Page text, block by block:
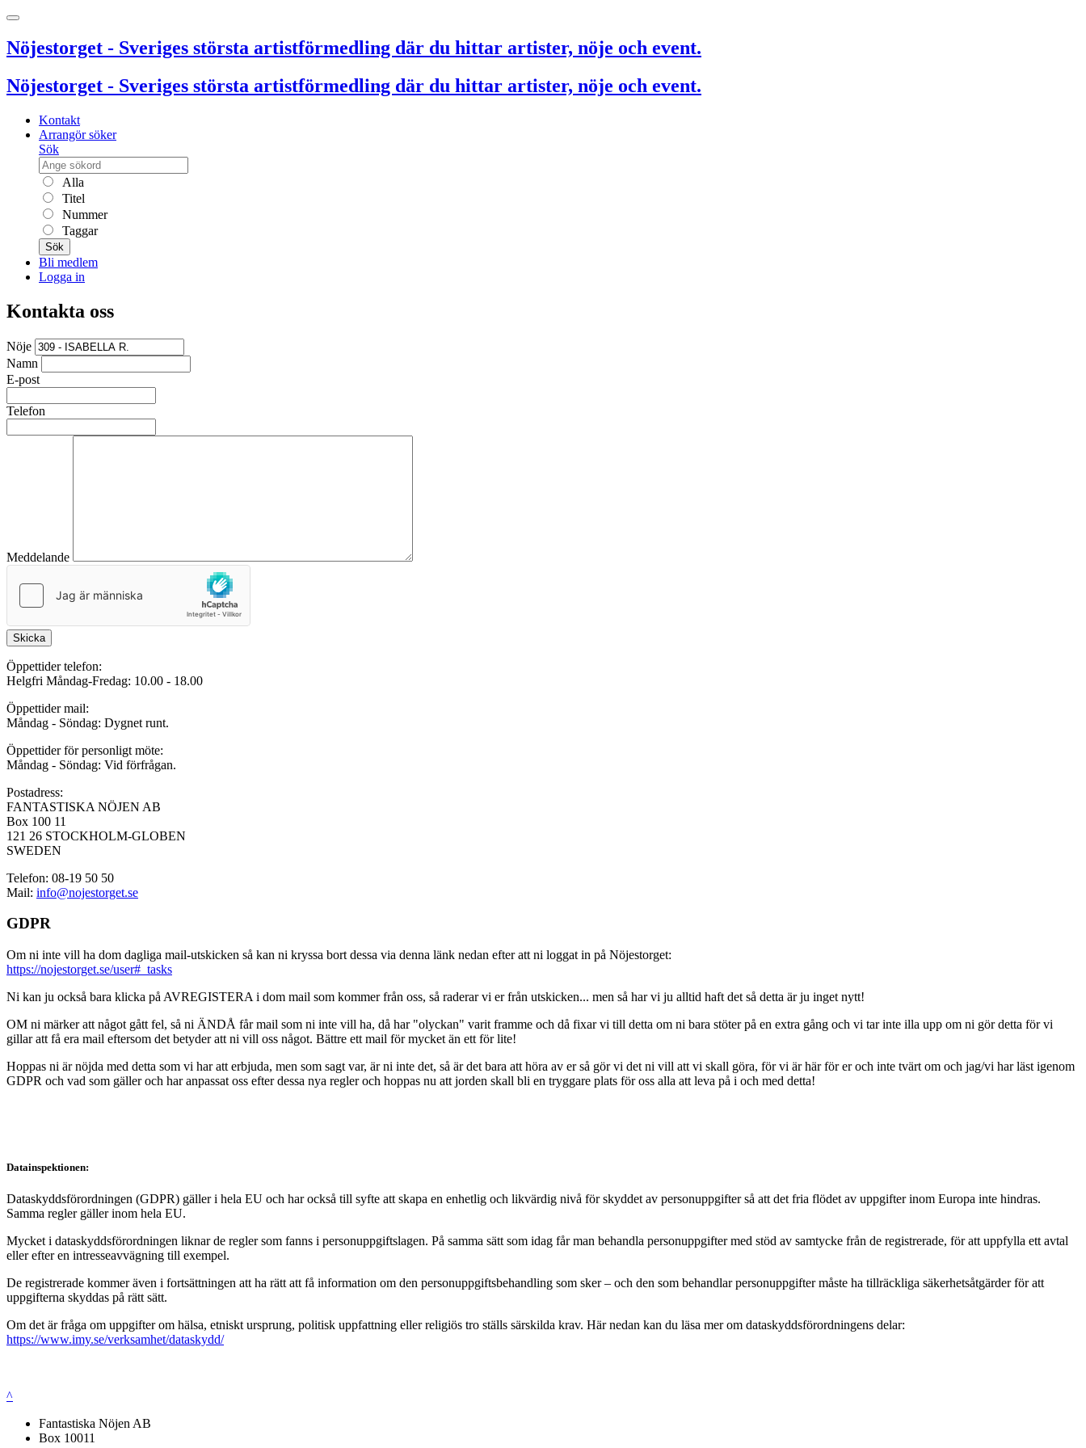
Nöjestorget - Sveriges största artistförmedling där du hittar artister, nöje och event.
Nöjestorget - Sveriges största artistförmedling där du hittar artister, nöje och event.
Kontakt
Arrangör söker
Sök
Alla
Titel
Nummer
Taggar
Sök
Bli medlem
Logga in
Kontakta oss
Nöje
Namn
E-post
Telefon
Meddelande
Skicka
Öppettider telefon:
Helgfri Måndag-Fredag: 10.00 - 18.00
Öppettider mail:
Måndag - Söndag: Dygnet runt.
Öppettider för personligt möte:
Måndag - Söndag: Vid förfrågan.
Postadress:
FANTASTISKA NÖJEN AB
Box 100 11
121 26 STOCKHOLM-GLOBEN
SWEDEN
Telefon: 08-19 50 50
Mail: info@nojestorget.se
GDPR
Om ni inte vill ha dom dagliga mail-utskicken så kan ni kryssa bort dessa via denna länk nedan efter att ni loggat in på Nöjestorget:
https://nojestorget.se/user#_tasks
Ni kan ju också bara klicka på AVREGISTERA i dom mail som kommer från oss, så raderar vi er från utskicken... men så har vi ju alltid haft det så detta är ju inget nytt!
OM ni märker att något gått fel, så ni ÄNDÅ får mail som ni inte vill ha, då har "olyckan" varit framme och då fixar vi till detta om ni bara stöter på en extra gång och vi tar inte illa upp om ni gör detta för vi
gillar att få era mail eftersom det betyder att ni vill oss något. Bättre ett mail för mycket än ett för lite!
Hoppas ni är nöjda med detta som vi har att erbjuda, men som sagt var, är ni inte det, så är det bara att höra av er så gör vi det ni vill att vi skall göra, för vi är här för er och inte tvärt om och jag/vi har läst igenom
GDPR och vad som gäller och har anpassat oss efter dessa nya regler och hoppas nu att jorden skall bli en tryggare plats för oss alla att leva på i och med detta!
Datainspektionen:
Dataskyddsförordningen (GDPR) gäller i hela EU och har också till syfte att skapa en enhetlig och likvärdig nivå för skyddet av personuppgifter så att det fria flödet av uppgifter inom Europa inte hindras.
Samma regler gäller inom hela EU.
Mycket i dataskyddsförordningen liknar de regler som fanns i personuppgiftslagen. På samma sätt som idag får man behandla personuppgifter med stöd av samtycke från de registrerade, för att uppfylla ett avtal
eller efter en intresseavvägning till exempel.
De registrerade kommer även i fortsättningen att ha rätt att få information om den personuppgiftsbehandling som sker – och den som behandlar personuppgifter måste ha tillräckliga säkerhetsåtgärder för att
uppgifterna skyddas på rätt sätt.
Om det är fråga om uppgifter om hälsa, etniskt ursprung, politisk uppfattning eller religiös tro ställs särskilda krav. Här nedan kan du läsa mer om dataskyddsförordningens delar:
https://www.imy.se/verksamhet/dataskydd/
^
Fantastiska Nöjen AB
Box 10011